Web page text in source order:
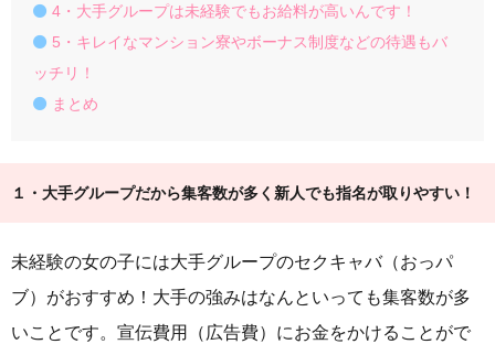
4・大手グループは未経験でもお給料が高いんです！
5・キレイなマンション寮やボーナス制度などの待遇もバ
ッチリ！
まとめ
１・大手グループだから集客数が多く新人でも指名が取りやすい！
未経験の女の子には大手グループのセクキャバ（おっパ
ブ）がおすすめ！大手の強みはなんといっても集客数が多
いことです。宣伝費用（広告費）にお金をかけることがで